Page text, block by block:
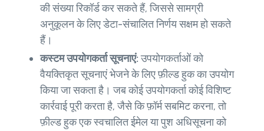
की संख्या रिकॉर्ड कर सकते हैं, जिससे सामग्री
अनुकूलन के लिए डेटा-संचालित निर्णय सक्षम हो सकते
हैं।
कस्टम उपयोगकर्ता सूचनाएं:उपयोगकर्ताओं को
वैयक्तिकृत सूचनाएं भेजने के लिए फ़ील्ड हुक का उपयोग
किया जा सकता है। जब कोई उपयोगकर्ता कोई विशिष्ट
कार्रवाई पूरी करता है, जैसे कि फ़ॉर्म सबमिट करना, तो
फ़ील्ड हुक एक स्वचालित ईमेल या पुश अधिसूचना को